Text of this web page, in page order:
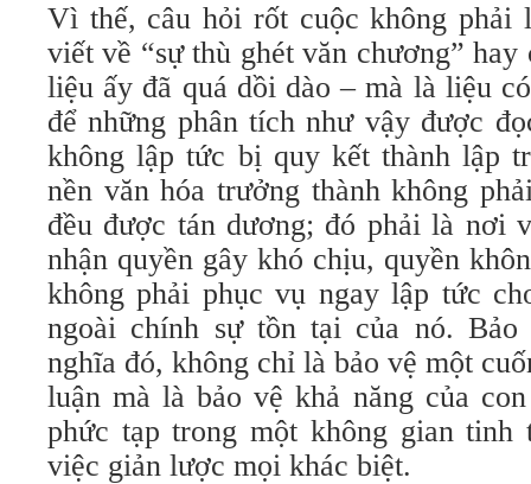
Vì thế, câu hỏi rốt cuộc không phải
viết về “sự thù ghét văn chương”
liệu ấy đã quá dồi dào – mà là liệu
để những phân tích như vậy được
không lập tức bị quy kết thành lập
nền văn hóa trưởng thành không
đều được tán dương; đó phải là nơi
nhận quyền gây khó chịu, quyền
không phải phục vụ ngay lập tức
ngoài chính sự tồn tại của nó. Bảo
nghĩa đó, không chỉ là bảo vệ một
luận mà là bảo vệ khả năng của
phức tạp trong một không gian tinh
việc giản lược mọi khác biệt.